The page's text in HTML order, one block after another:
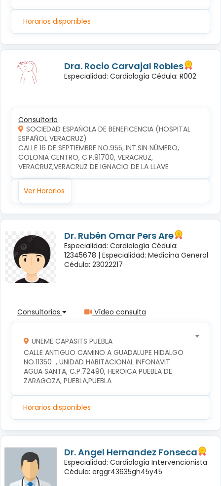
Horarios disponibles
Dra. Rocio Carvajal Robles
Especialidad: Cardiología Cédula: R002
Consultorio
SOCIEDAD ESPAÑOLA DE BENEFICENCIA (HOSPITAL
ESPAÑOL VERACRUZ)
CALLE 16 DE SEPTIEMBRE NO.955, INT.SIN NÚMERO,
COLONIA CENTRO, C.P.91700, VERACRUZ,
VERACRUZ,VERACRUZ DE IGNACIO DE LA LLAVE
Ver Horarios
Dr. Rubén Omar Pers Are
Especialidad: Cardiología Cédula:
12345678 | Especialidad: Medicina General
Cédula: 23022217
Consultorios Vídeo consulta
UNEME CAPASITS PUEBLA
CALLE ANTIGUO CAMINO A GUADALUPE HIDALGO
NO.11350  , UNIDAD HABITACIONAL INFONAVIT
AGUA SANTA, C.P.72490, HEROICA PUEBLA DE
ZARAGOZA, PUEBLA,PUEBLA
Horarios disponibles
Dr. Angel Hernandez Fonseca
Especialidad: Cardiología Intervencionista
Cédula: erggr43635gh45y45